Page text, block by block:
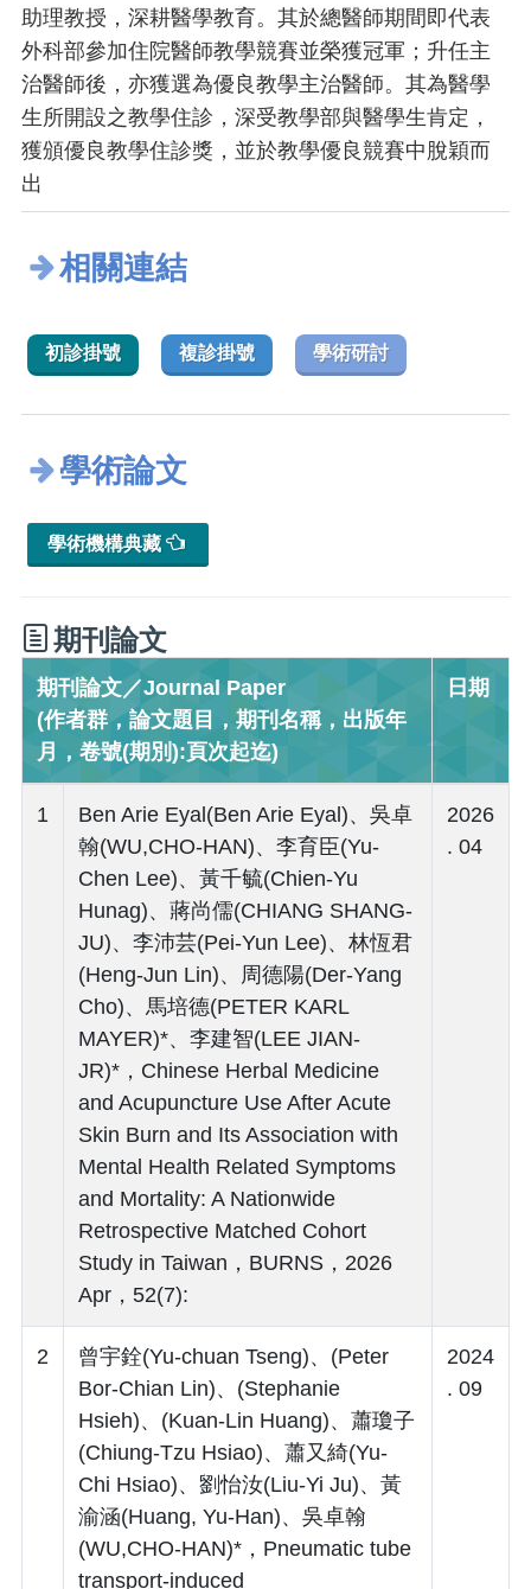
助理教授，深耕醫學教育。其於總醫師期間即代表
外科部參加住院醫師教學競賽並榮獲冠軍；升任主
治醫師後，亦獲選為優良教學主治醫師。其為醫學
生所開設之教學住診，深受教學部與醫學生肯定，
獲頒優良教學住診獎，並於教學優良競賽中脫穎而
出
相關連結
初診掛號 複診掛號 學術研討
學術論文
學術機構典藏
期刊論文
期刊論文／Journal Paper
(作者群，論文題目，期刊名稱，出版年
月，卷號(期別):頁次起迄)
日期
1
Ben Arie Eyal(Ben Arie Eyal)、吳卓
翰(WU,CHO-HAN)、李育臣(Yu-
Chen Lee)、黃千毓(Chien-Yu
Hunag)、蔣尚儒(CHIANG SHANG-
JU)、李沛芸(Pei-Yun Lee)、林恆君
(Heng-Jun Lin)、周德陽(Der-Yang
Cho)、馬培德(PETER KARL
MAYER)*、李建智(LEE JIAN-
JR)*，Chinese Herbal Medicine
and Acupuncture Use After Acute
Skin Burn and Its Association with
Mental Health Related Symptoms
and Mortality: A Nationwide
Retrospective Matched Cohort
Study in Taiwan，BURNS，2026
Apr，52(7):
2026
. 04
2
曾宇銓(Yu-chuan Tseng)、(Peter
Bor-Chian Lin)、(Stephanie
Hsieh)、(Kuan-Lin Huang)、蕭瓊子
(Chiung-Tzu Hsiao)、蕭又綺(Yu-
Chi Hsiao)、劉怡汝(Liu-Yi Ju)、黃
渝涵(Huang, Yu-Han)、吳卓翰
(WU,CHO-HAN)*，Pneumatic tube
transport‑induced
2024
. 09